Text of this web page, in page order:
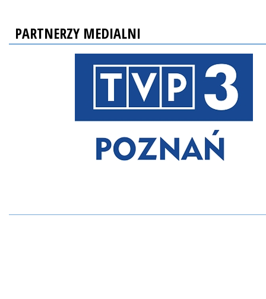
PARTNERZY MEDIALNI